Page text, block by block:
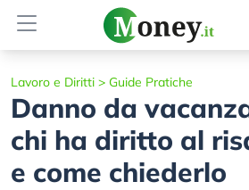
Lavoro e Diritti > Guide Pratiche
Danno da
chi ha diritto al
e come chiederlo